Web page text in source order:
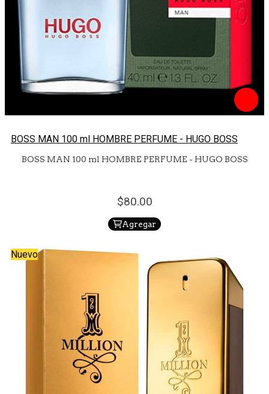
BOSS MAN 100 ml HOMBRE PERFUME - HUGO BOSS
BOSS MAN 100 ml HOMBRE PERFUME - HUGO BOSS
80.00
Agregar
Nuevo